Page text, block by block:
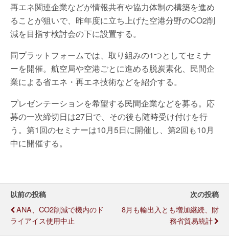
再エネ関連企業などが情報共有や協力体制の構築を進め
ることが狙いで、昨年度に立ち上げた空港分野のCO2削
減を目指す検討会の下に設置する。
同プラットフォームでは、取り組みの1つとしてセミナ
ーを開催。航空局や空港ごとに進める脱炭素化、民間企
業による省エネ・再エネ技術などを紹介する。
プレゼンテーションを希望する民間企業などを募る。応
募の一次締切日は27日で、その後も随時受け付けを行
う。第1回のセミナーは10月5日に開催し、第2回も10月
中に開催する。
以前の投稿
ANA、CO2削減で機内のド
ライアイス使用中止
次の投稿
8月も輸出入とも増加継続、財
務省貿易統計